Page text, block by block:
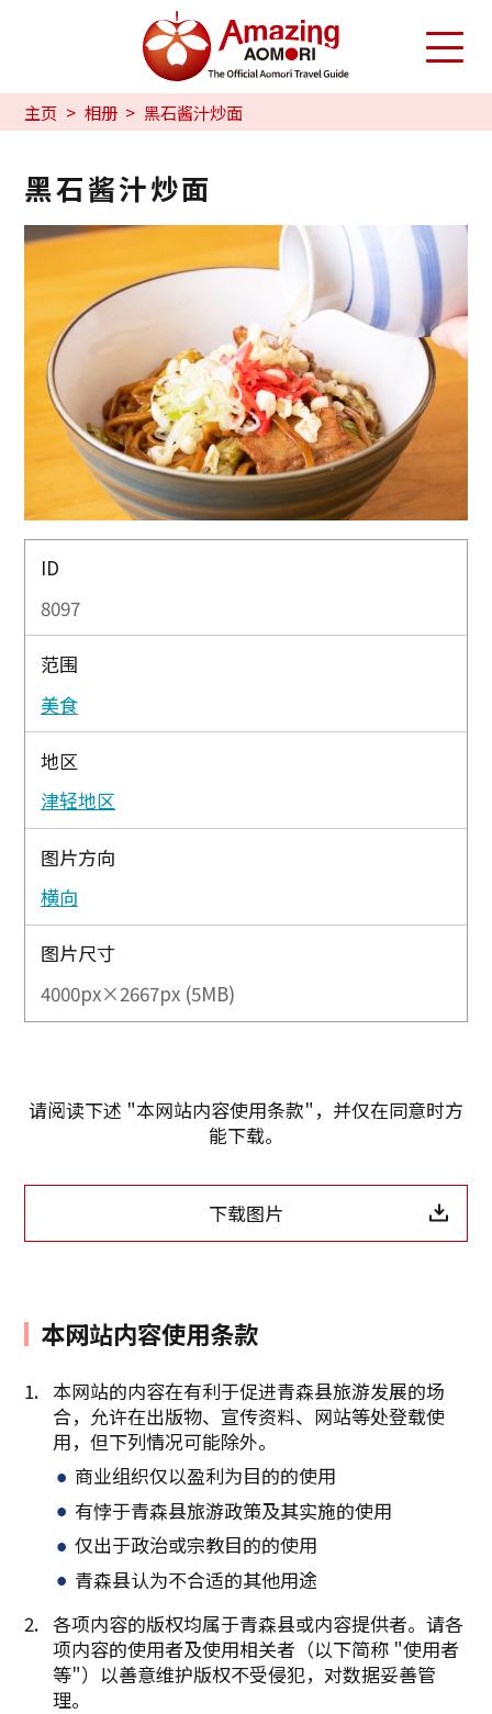
主页 相册 黑石酱汁炒面
黑石酱汁炒面
ID
8097
范围
美食
地区
津轻地区
图片方向
横向
图片尺寸
4000px×2667px (5MB)
请阅读下述 "本网站内容使用条款"，并仅在同意时方
能下载。
下载图片
本网站内容使用条款
本网站的内容在有利于促进青森县旅游发展的场
合，允许在出版物、宣传资料、网站等处登载使
用，但下列情况可能除外。
商业组织仅以盈利为目的的使用
有悖于青森县旅游政策及其实施的使用
仅出于政治或宗教目的的使用
青森县认为不合适的其他用途
各项内容的版权均属于青森县或内容提供者。请各
项内容的使用者及使用相关者（以下简称 "使用者
等"）以善意维护版权不受侵犯，对数据妥善管
理。
复制链接